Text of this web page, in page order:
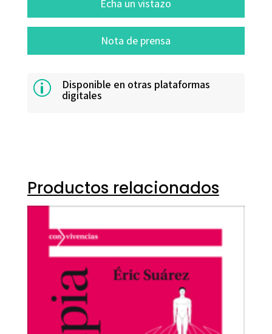
Echa un vistazo
Nota de prensa
p Disponible en otras plataformas
digitales
Productos relacionados